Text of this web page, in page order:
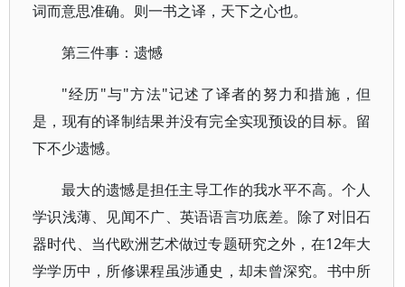
词而意思准确。则一书之译，天下之心也。
第三件事：遗憾
"经历"与"方法"记述了译者的努力和措施，但
是，现有的译制结果并没有完全实现预设的目标。留
下不少遗憾。
最大的遗憾是担任主导工作的我水平不高。个人
学识浅薄、见闻不广、英语语言功底差。除了对旧石
器时代、当代欧洲艺术做过专题研究之外，在12年大
学学历中，所修课程虽涉通史，却未曾深究。书中所